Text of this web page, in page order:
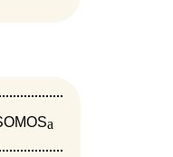
del